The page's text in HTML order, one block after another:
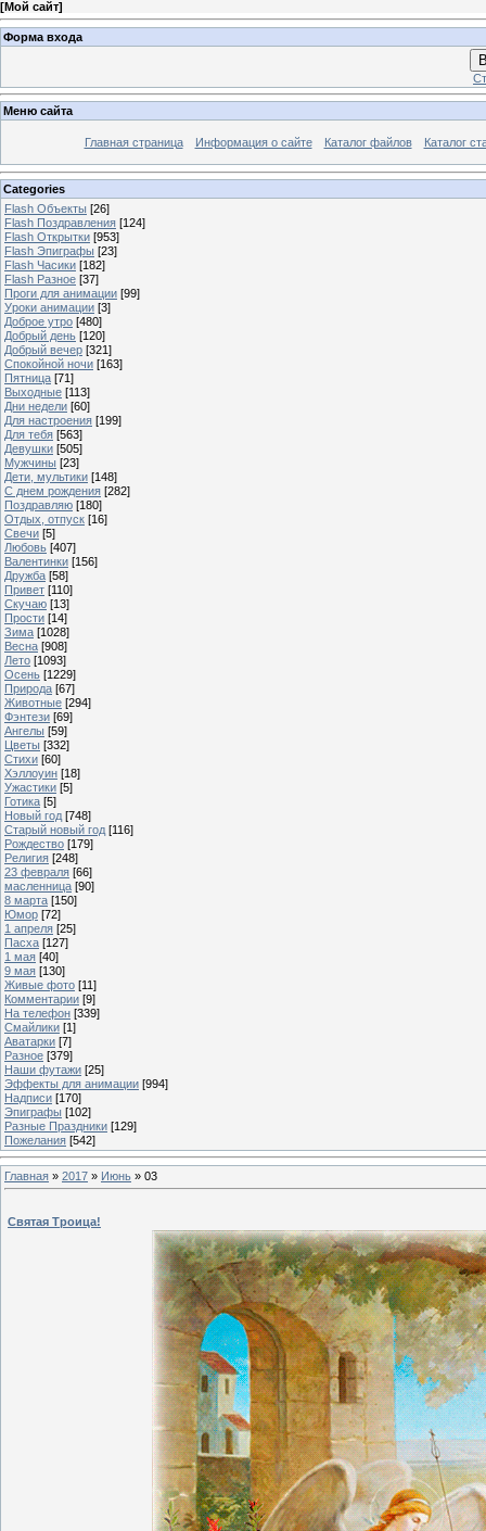
[Мой сайт]
Форма входа
Меню сайта
Главная страница Информация о сайте Каталог файлов Каталог
Categories
Flash Объекты [26]
Flash Поздравления [124]
Flash Открытки [953]
Flash Эпиграфы [23]
Flash Часики [182]
Flash Разное [37]
Проги для анимации [99]
Уроки анимации [3]
Доброе утро [480]
Добрый день [120]
Добрый вечер [321]
Спокойной ночи [163]
Пятница [71]
Выходные [113]
Дни недели [60]
Для настроения [199]
Для тебя [563]
Девушки [505]
Мужчины [23]
Дети, мультики [148]
С днем рождения [282]
Поздравляю [180]
Отдых, отпуск [16]
Свечи [5]
Любовь [407]
Валентинки [156]
Дружба [58]
Привет [110]
Скучаю [13]
Прости [14]
Зима [1028]
Весна [908]
Лето [1093]
Осень [1229]
Природа [67]
Животные [294]
Фэнтези [69]
Ангелы [59]
Цветы [332]
Стихи [60]
Хэллоуин [18]
Ужастики [5]
Готика [5]
Новый год [748]
Старый новый год [116]
Рождество [179]
Религия [248]
23 февраля [66]
масленница [90]
8 марта [150]
Юмор [72]
1 апреля [25]
Пасха [127]
1 мая [40]
9 мая [130]
Живые фото [11]
Комментарии [9]
На телефон [339]
Смайлики [1]
Аватарки [7]
Разное [379]
Наши футажи [25]
Эффекты для анимации [994]
Надписи [170]
Эпиграфы [102]
Разные Праздники [129]
Пожелания [542]
Главная » 2017 » Июнь » 03
Святая Троица!